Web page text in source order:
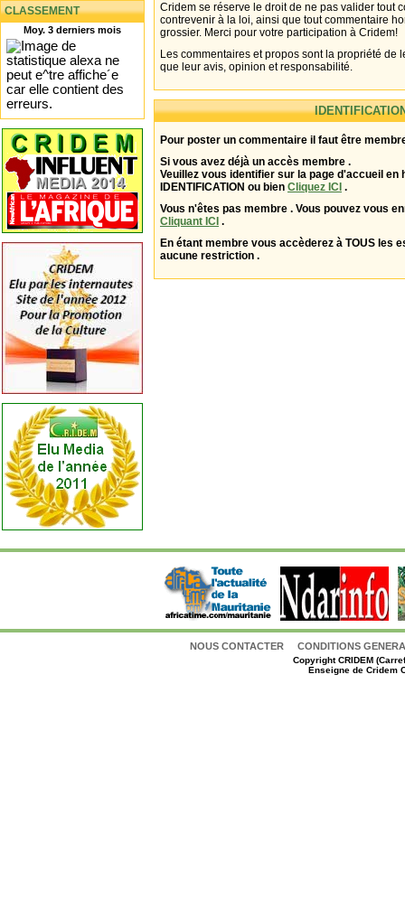
CLASSEMENT
Moy. 3 derniers mois
Cridem se réserve le droit de ne pas valider tout
contrevenir à la loi, ainsi que tout commentaire
grossier. Merci pour votre participation à Cridem!
Les commentaires et propos sont la propriété de
que leur avis, opinion et responsabilité.
Pour poster un commentaire il faut être
Si vous avez déjà un accès membre .
Veuillez vous identifier sur la page d'accueil en
IDENTIFICATION ou bien Cliquez ICI .
Vous n'êtes pas membre . Vous pouvez vous
Cliquant ICI .
En étant membre vous accèderez à TOUS les
aucune restriction .
NOUS CONTACTER CONDITIONS
CopyrightCRIDEM
Enseigne de Cridem